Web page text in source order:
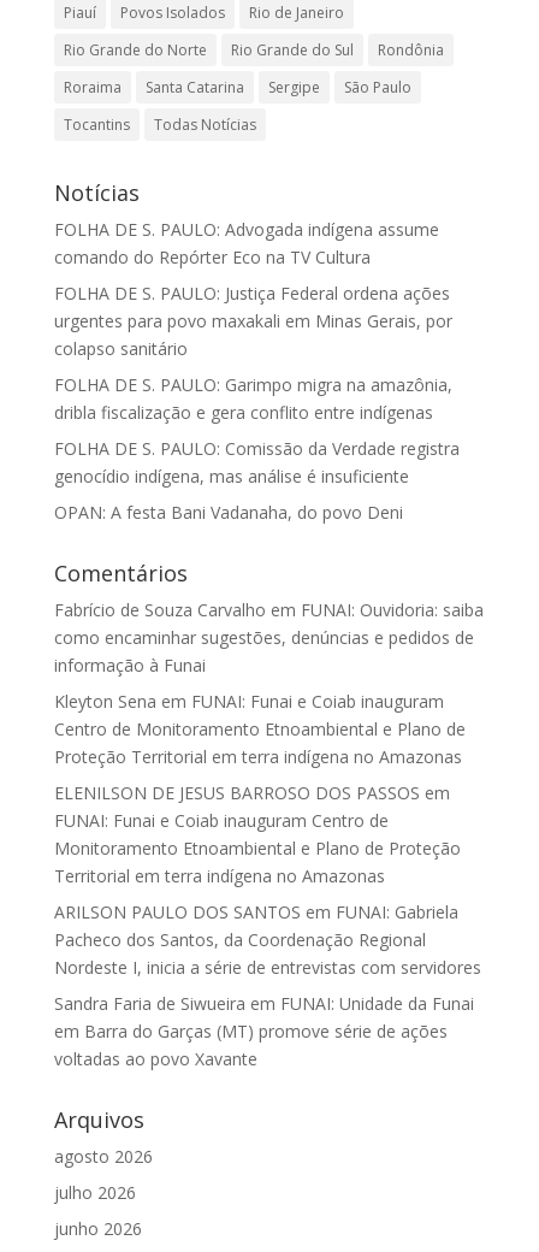
Piauí
Povos Isolados
Rio de Janeiro
Rio Grande do Norte
Rio Grande do Sul
Rondônia
Roraima
Santa Catarina Sergipe
São Paulo
Tocantins
Todas Notícias
Notícias
FOLHA DE S. PAULO: Advogada indígena assume
comando do Repórter Eco na TV Cultura
FOLHA DE S. PAULO: Justiça Federal ordena ações
urgentes para povo maxakali em Minas Gerais, por
colapso sanitário
FOLHA DE S. PAULO: Garimpo migra na amazônia,
dribla fiscalização e gera conflito entre indígenas
FOLHA DE S. PAULO: Comissão da Verdade registra
genocídio indígena, mas análise é insuficiente
OPAN: A festa Bani Vadanaha, do povo Deni
Comentários
Fabrício de Souza Carvalho em FUNAI: Ouvidoria: saiba
como encaminhar sugestões, denúncias e pedidos de
informação à Funai
Kleyton Sena em FUNAI: Funai e Coiab inauguram
Centro de Monitoramento Etnoambiental e Plano de
Proteção Territorial em terra indígena no Amazonas
ELENILSON DE JESUS BARROSO DOS PASSOS em
FUNAI: Funai e Coiab inauguram Centro de
Monitoramento Etnoambiental e Plano de Proteção
Territorial em terra indígena no Amazonas
ARILSON PAULO DOS SANTOS em FUNAI: Gabriela
Pacheco dos Santos, da Coordenação Regional
Nordeste I, inicia a série de entrevistas com servidores
Sandra Faria de Siwueira em FUNAI: Unidade da Funai
em Barra do Garças (MT) promove série de ações
voltadas ao povo Xavante
Arquivos
agosto 2026
julho 2026
junho 2026